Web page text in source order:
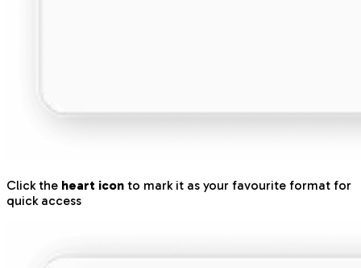
Click the heart icon to mark it as your favourite format for
quick access